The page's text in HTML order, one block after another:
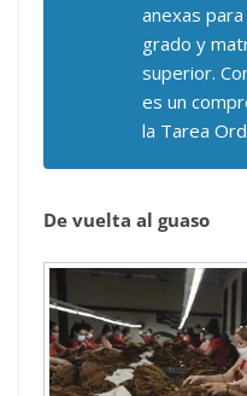
anexas
grado y
superior.
es un
la Tarea
De vuelta al guaso